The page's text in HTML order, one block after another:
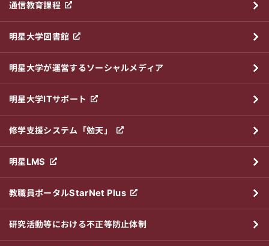
通信教育課程
明星大学図書館
明星大学が運営するソーシャルメディア
明星大学ITサポート
修学支援システム「勉天」
明星LMS
教職員ポータルStarNet Plus
研究活動等における不正等防止体制